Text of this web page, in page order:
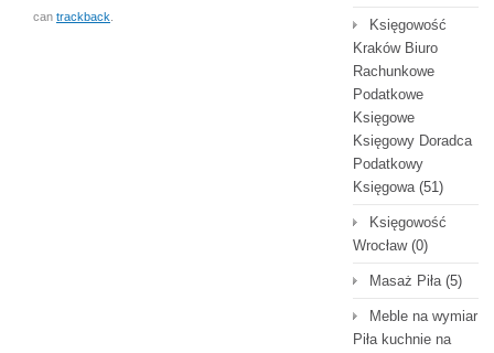
can trackback
Księgowość
Kraków Biuro
Rachunkowe
Podatkowe
Księgowe
Księgowy Doradca
Podatkowy
Księgowa(51)
Księgowość
Wrocław(0)
Masaż Piła(5)
Meble na wymiar
Piła kuchnie na